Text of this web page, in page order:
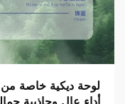
لوحة ديكية خاصة
أداء عالٍ وجاذبية